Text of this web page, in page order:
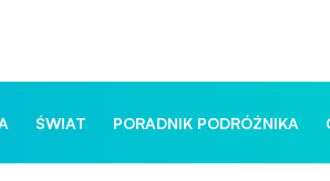
ŚWIAT PORADNIK PODRÓŻNIKA